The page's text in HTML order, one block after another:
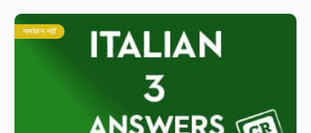
नामांकन नहीं